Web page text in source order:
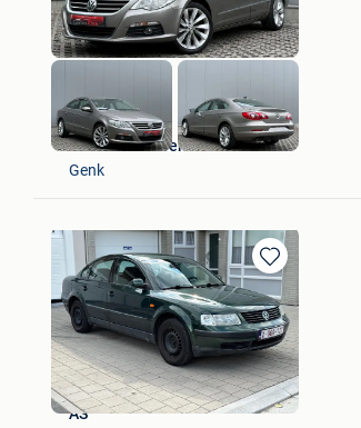
Autos Zebs Toekomstlaan 12
Genk
Bewaren
in
Mijn
Favorieten
AS